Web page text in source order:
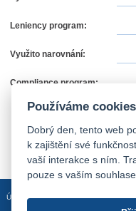
Leniency program:
Využito narovnání:
Compliance program:
Úvodní stránka Mapa stránek
Používáme
Dobrý den, tento web
k zajištění své
vaší interakce s ním.
pouze s vaším